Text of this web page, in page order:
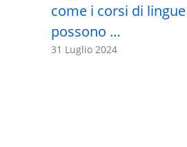
come i corsi di lingue
possono …
31 Luglio 2024